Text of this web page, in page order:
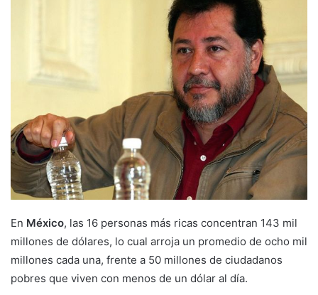
En México, las 16 personas más ricas concentran 143 mil
millones de dólares, lo cual arroja un promedio de ocho mil
millones cada una, frente a 50 millones de ciudadanos
pobres que viven con menos de un dólar al día.